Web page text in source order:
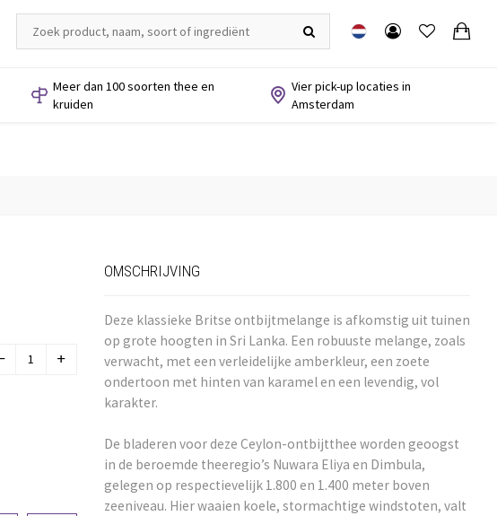
Meer dan 100 soorten thee en
kruiden
Vier pick-up locaties in
Amsterdam
OMSCHRIJVING
Deze klassieke Britse ontbijtmelange is afkomstig uit tuinen
op grote hoogten in Sri Lanka. Een robuuste melange, zoals
verwacht, met een verleidelijke amberkleur, een zoete
ondertoon met hinten van karamel en een levendig, vol
karakter.
De bladeren voor deze Ceylon-ontbijtthee worden geoogst
in de beroemde theeregio’s Nuwara Eliya en Dimbula,
gelegen op respectievelijk 1.800 en 1.400 meter boven
zeeniveau. Hier waaien koele, stormachtige windstoten, valt